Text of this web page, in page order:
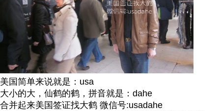
美国简单来说就是：usa
大小的大，仙鹤的鹤，拼音就是：dahe
合并起来美国签证找大鹤 微信号:usadahe